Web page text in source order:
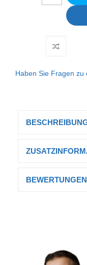
Haben Sie Fragen zu
BEWERTUNGEN